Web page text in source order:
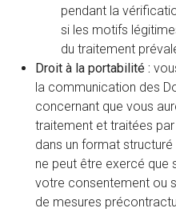
pendant la
si les motifs
du traitement
Droit à la portabilité :
la communication des
concernant que vous
traitement et traitées
dans un format
ne peut être exercé que
votre consentement ou
de mesures